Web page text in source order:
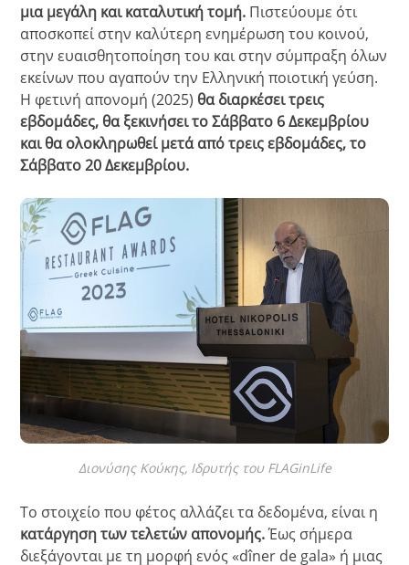
μια μεγάλη και καταλυτική τομή. Πιστεύουμε ότι
αποσκοπεί στην καλύτερη ενημέρωση του κοινού,
στην ευαισθητοποίηση του και στην σύμπραξη όλων
εκείνων που αγαπούν την Ελληνική ποιοτική γεύση.
Η φετινή απονομή (2025) θα διαρκέσει τρεις
εβδομάδες, θα ξεκινήσει το Σάββατο 6 Δεκεμβρίου
και θα ολοκληρωθεί μετά από τρεις εβδομάδες, το
Σάββατο 20 Δεκεμβρίου.
Διονύσης Κούκης, Ιδρυτής του FLAGinLife
Το στοιχείο που φέτος αλλάζει τα δεδομένα, είναι η
κατάργηση των τελετών απονομής.Έως σήμερα
διεξάγονται με τη μορφή ενός «dîner de gala» ή μιας